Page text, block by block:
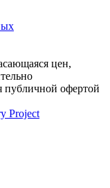
цен,
публичной офертой
Project